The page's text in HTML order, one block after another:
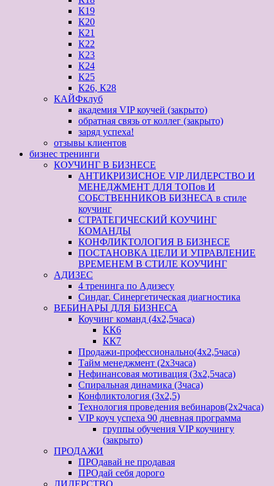
К19
К20
К21
К22
К23
К24
К25
К26, К28
КАЙФклуб
академия VIP коучей (закрыто)
обратная связь от коллег (закрыто)
заряд успеха!
отзывы клиентов
бизнес тренинги
КОУЧИНГ В БИЗНЕСЕ
АНТИКРИЗИСНОЕ VIP ЛИДЕРСТВО И
МЕНЕДЖМЕНТ ДЛЯ ТОПов И
СОБСТВЕННИКОВ БИЗНЕСА в стиле
коучинг
СТРАТЕГИЧЕСКИЙ КОУЧИНГ
КОМАНДЫ
КОНФЛИКТОЛОГИЯ В БИЗНЕСЕ
ПОСТАНОВКА ЦЕЛИ И УПРАВЛЕНИЕ
ВРЕМЕНЕМ В СТИЛЕ КОУЧИНГ
АДИЗЕС
4 тренинга по Адизесу
Синдаг. Синергетическая диагностика
ВЕБИНАРЫ ДЛЯ БИЗНЕСА
Коучинг команд (4х2,5часа)
КК6
КК7
Продажи-профессионально(4х2,5часа)
Тайм менеджмент (2х3часа)
Нефинансовая мотивация (3х2,5часа)
Спиральная динамика (3часа)
Конфликтология (3х2,5)
Технология проведения вебинаров(2х2часа)
VIP коуч успеха 90 дневная программа
группы обучения VIP коучингу
(закрыто)
ПРОДАЖИ
ПРОдавай не продавая
ПРОдай себя дорого